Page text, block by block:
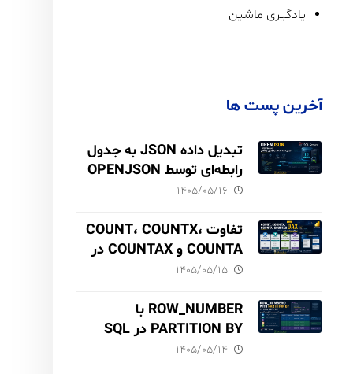
یادگیری ماشین
آخرین پست ها
تبدیل داده JSON به جدول
رابطه‌ای توسط OPENJSON
در SQL Server۱۴۰۵/۰۵/۱۶
تفاوت COUNT، COUNTX،
COUNTA و COUNTAX در
DAX۱۴۰۵/۰۵/۱۵
ROW_NUMBER با
PARTITION BY در SQL
Server آموزش کامل با مثال۱۴۰۵/۰۵/۱۴